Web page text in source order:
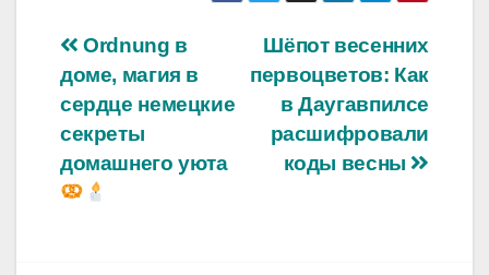
Навигация
по
записям
Шёпот весенних
первоцветов: Как
в Даугавпилсе
расшифровали
коды весны
Ordnung в
доме, магия в
сердце немецкие
секреты
домашнего уюта